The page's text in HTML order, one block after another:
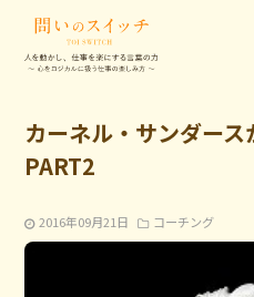
カーネル・サンダース
PART2
2016年09月21日 コーチング